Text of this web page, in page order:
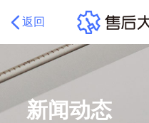
返回
新闻动态